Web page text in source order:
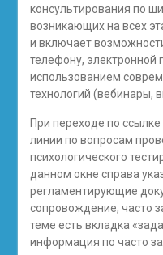
консультирования по
возникающих на всех
и включает
телефону, электронной
использованием
технологий (вебинары,
При переходе по
линии по вопросам
психологического
данном окне справа
регламентирующие
сопровождение, часто
теме есть вкладка
информация по часто